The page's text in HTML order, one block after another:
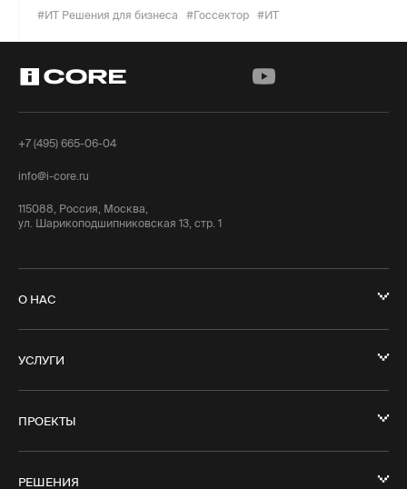
#ИТ Решения для бизнеса #Госсектор #ИТ
+7 (495) 665-06-04
info@i-core.ru
115088, Россия, Москва,
ул. Шарикоподшипниковская 13, стр. 1
О НАС
УСЛУГИ
ПРОЕКТЫ
РЕШЕНИЯ